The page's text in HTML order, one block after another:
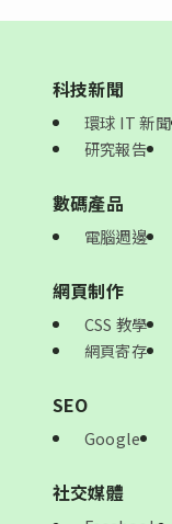
科技新聞
環球 IT 新聞
研究報告
數碼產品
電腦週邊
網頁制作
CSS 教學
網頁寄存
SEO
Google
社交媒體